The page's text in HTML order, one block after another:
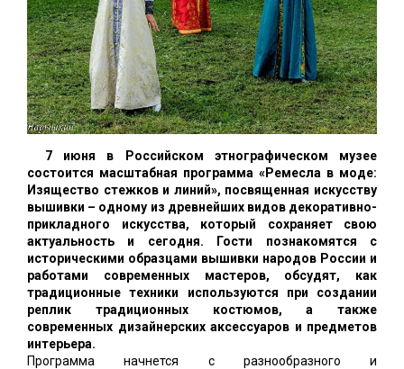
7 июня в Российском этнографическом музее
состоится масштабная программа «Ремесла в моде:
Изящество стежков и линий», посвященная искусству
вышивки – одному из древнейших видов декоративно-
прикладного искусства, который сохраняет свою
актуальность и сегодня. Гости познакомятся с
историческими образцами вышивки народов России и
работами современных мастеров, обсудят, как
традиционные техники используются при создании
реплик традиционных костюмов, а также
современных дизайнерских аксессуаров и предметов
интерьера.
Программа начнется с разнообразного и